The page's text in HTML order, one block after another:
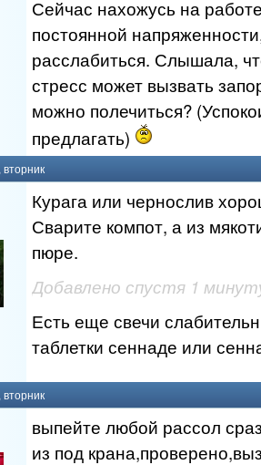
Сейчас нахожусь на
постоянной
расслабиться. Слышала,
стресс может вызвать
можно полечиться?
предлагать)
Курага или чернослив
Сварите компот, а из
пюре.
Добавлено спустя 1
Есть еще свечи
таблетки сеннаде или
выпейте любой рассол
из под